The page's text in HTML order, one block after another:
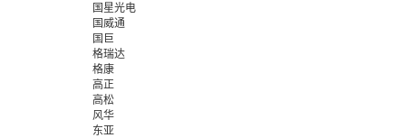
国星光电
国威通
国巨
格瑞达
格康
高正
高松
风华
东亚